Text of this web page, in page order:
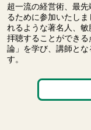
超一流の経営術、最
るために参加いたし
れるような著名人、
拝聴することができ
論」を学び、講師と
す。